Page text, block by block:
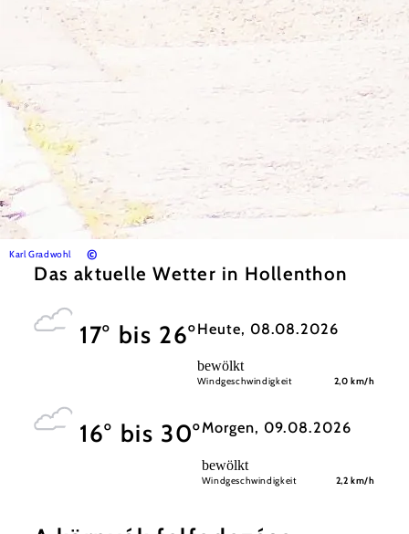
©
Karl Gradwohl
Das aktuelle Wetter in Hollenthon
17° bis 26°Heute, 08.08.2026
bewölkt
Windgeschwindigkeit 2,0 km/h
16° bis 30°Morgen, 09.08.2026
bewölkt
Windgeschwindigkeit 2,2 km/h